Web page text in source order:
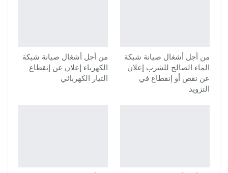
من أجل أشغال صيانة شبكة
الكهرباء إعلان عن إنقطاع
التيار الكهربائي
من أجل أشغال صيانة شبكة
الماء الصالح للشرب إعلان
عن نقص أو إنقطاع في
التزويد